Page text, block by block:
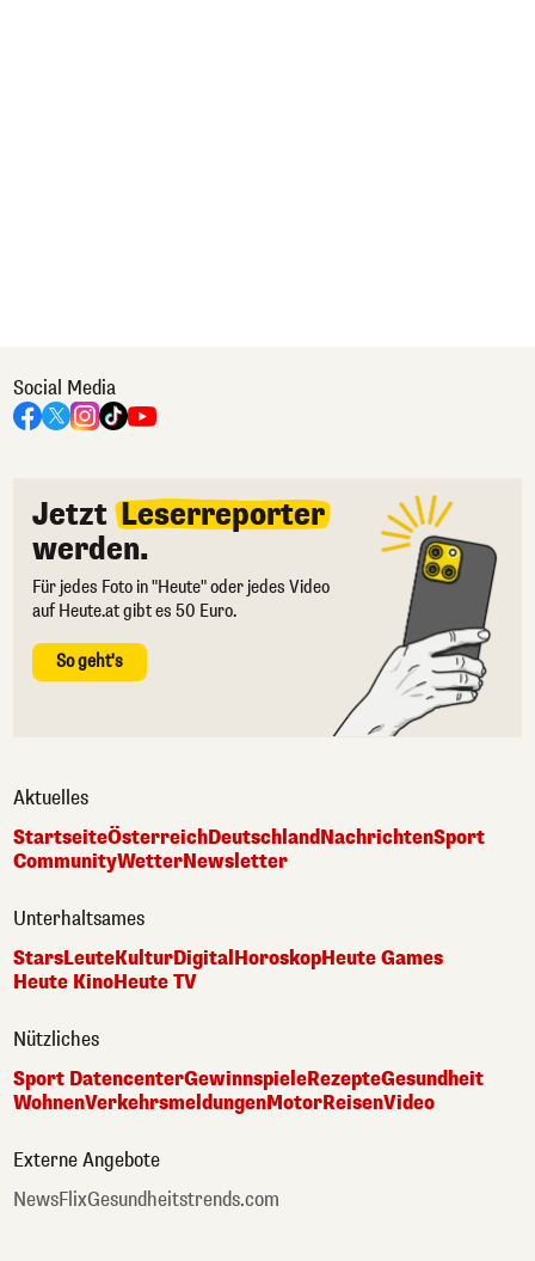
Social Media
Jetzt Leserreporter
werden.
Für jedes Foto in "Heute" oder jedes Video
auf Heute.at gibt es 50 Euro.
So geht's
Aktuelles
StartseiteÖsterreichDeutschlandNachrichtenSport
CommunityWetterNewsletter
Unterhaltsames
StarsLeuteKulturDigital HoroskopHeute Games
Heute KinoHeute TV
Nützliches
Sport DatencenterGewinnspieleRezepteGesundheit
WohnenVerkehrsmeldungenMotorReisenVideo
Externe Angebote
NewsFlixGesundheitstrends.com